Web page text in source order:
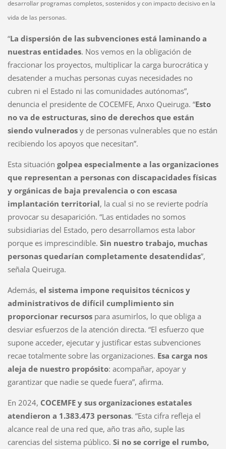
desarrollar programas completos, sostenidos y con impacto decisivo en la
vida de las personas.
“La dispersión de las subvenciones está laminando a
nuestras entidades. Nos vemos en la obligación de
fraccionar los proyectos, multiplicar la carga burocrática y
desatender a muchas personas cuyas necesidades no
cubren ni el Estado ni las comunidades autónomas”,
denuncia el presidente de COCEMFE, Anxo Queiruga. “Esto
no va de estructuras, sino de derechos que están
siendo vulnerados y de personas vulnerables que no están
recibiendo los apoyos que necesitan”.
Esta situación golpea especialmente a las organizaciones
que representan a personas con discapacidades físicas
y orgánicas de baja prevalencia o con escasa
implantación territorial, la cual si no se revierte podría
provocar su desaparición. “Las entidades no somos
subsidiarias del Estado, pero desarrollamos esta labor
porque es imprescindible. Sin nuestro trabajo, muchas
personas quedarían completamente desatendidas”,
señala Queiruga.
Además, el sistema impone requisitos técnicos y
administrativos de difícil cumplimiento sin
proporcionar recursos para asumirlos, lo que obliga a
desviar esfuerzos de la atención directa. “El esfuerzo que
supone acceder, ejecutar y justificar estas subvenciones
recae totalmente sobre las organizaciones. Esa carga nos
aleja de nuestro propósito: acompañar, apoyar y
garantizar que nadie se quede fuera”, afirma.
En 2024, COCEMFE y sus organizaciones estatales
atendieron a 1.383.473 personas. “Esta cifra refleja el
alcance real de una red que, año tras año, suple las
carencias del sistema público. Si no se corrige el rumbo,